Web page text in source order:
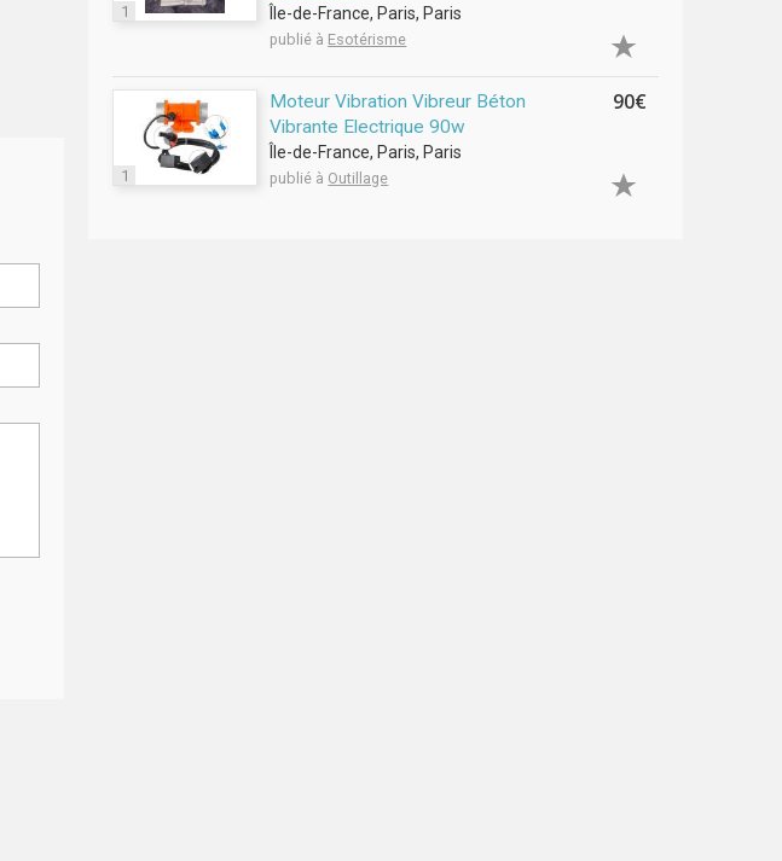
1 Île-de-France, Paris, Paris
publié à Esotérisme
1
Moteur Vibration Vibreur Béton
Vibrante Electrique 90w
Île-de-France, Paris, Paris
publié à Outillage
90€